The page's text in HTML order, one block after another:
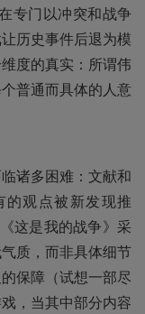
专门以冲突和战争
历史事件后退为模
度的真实：所谓伟
普通而具体的人意
诸多困难：文献和
观点被新发现推
这是我的战争》采
质，而非具体细节
保障（试想一部尽
，当其中部分内容